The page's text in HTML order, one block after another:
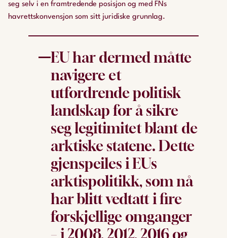
seg selv i en framtredende posisjon og med FNs
havrettskonvensjon som sitt juridiske grunnlag.
EU har dermed måtte
navigere et
utfordrende politisk
landskap for å sikre
seg legitimitet blant de
arktiske statene. Dette
gjenspeiles i EUs
arktispolitikk, som nå
har blitt vedtatt i fire
forskjellige omganger
– i 2008, 2012, 2016 og